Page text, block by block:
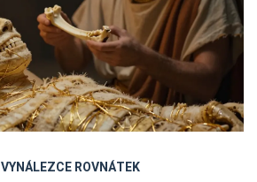
VYNÁLEZCE ROVNÁTEK